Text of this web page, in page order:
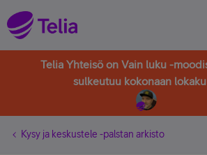
Telia Yhteisö on Vain luku -
sulkeutuu kokonaan
Kysy ja keskustele -palstan arkisto